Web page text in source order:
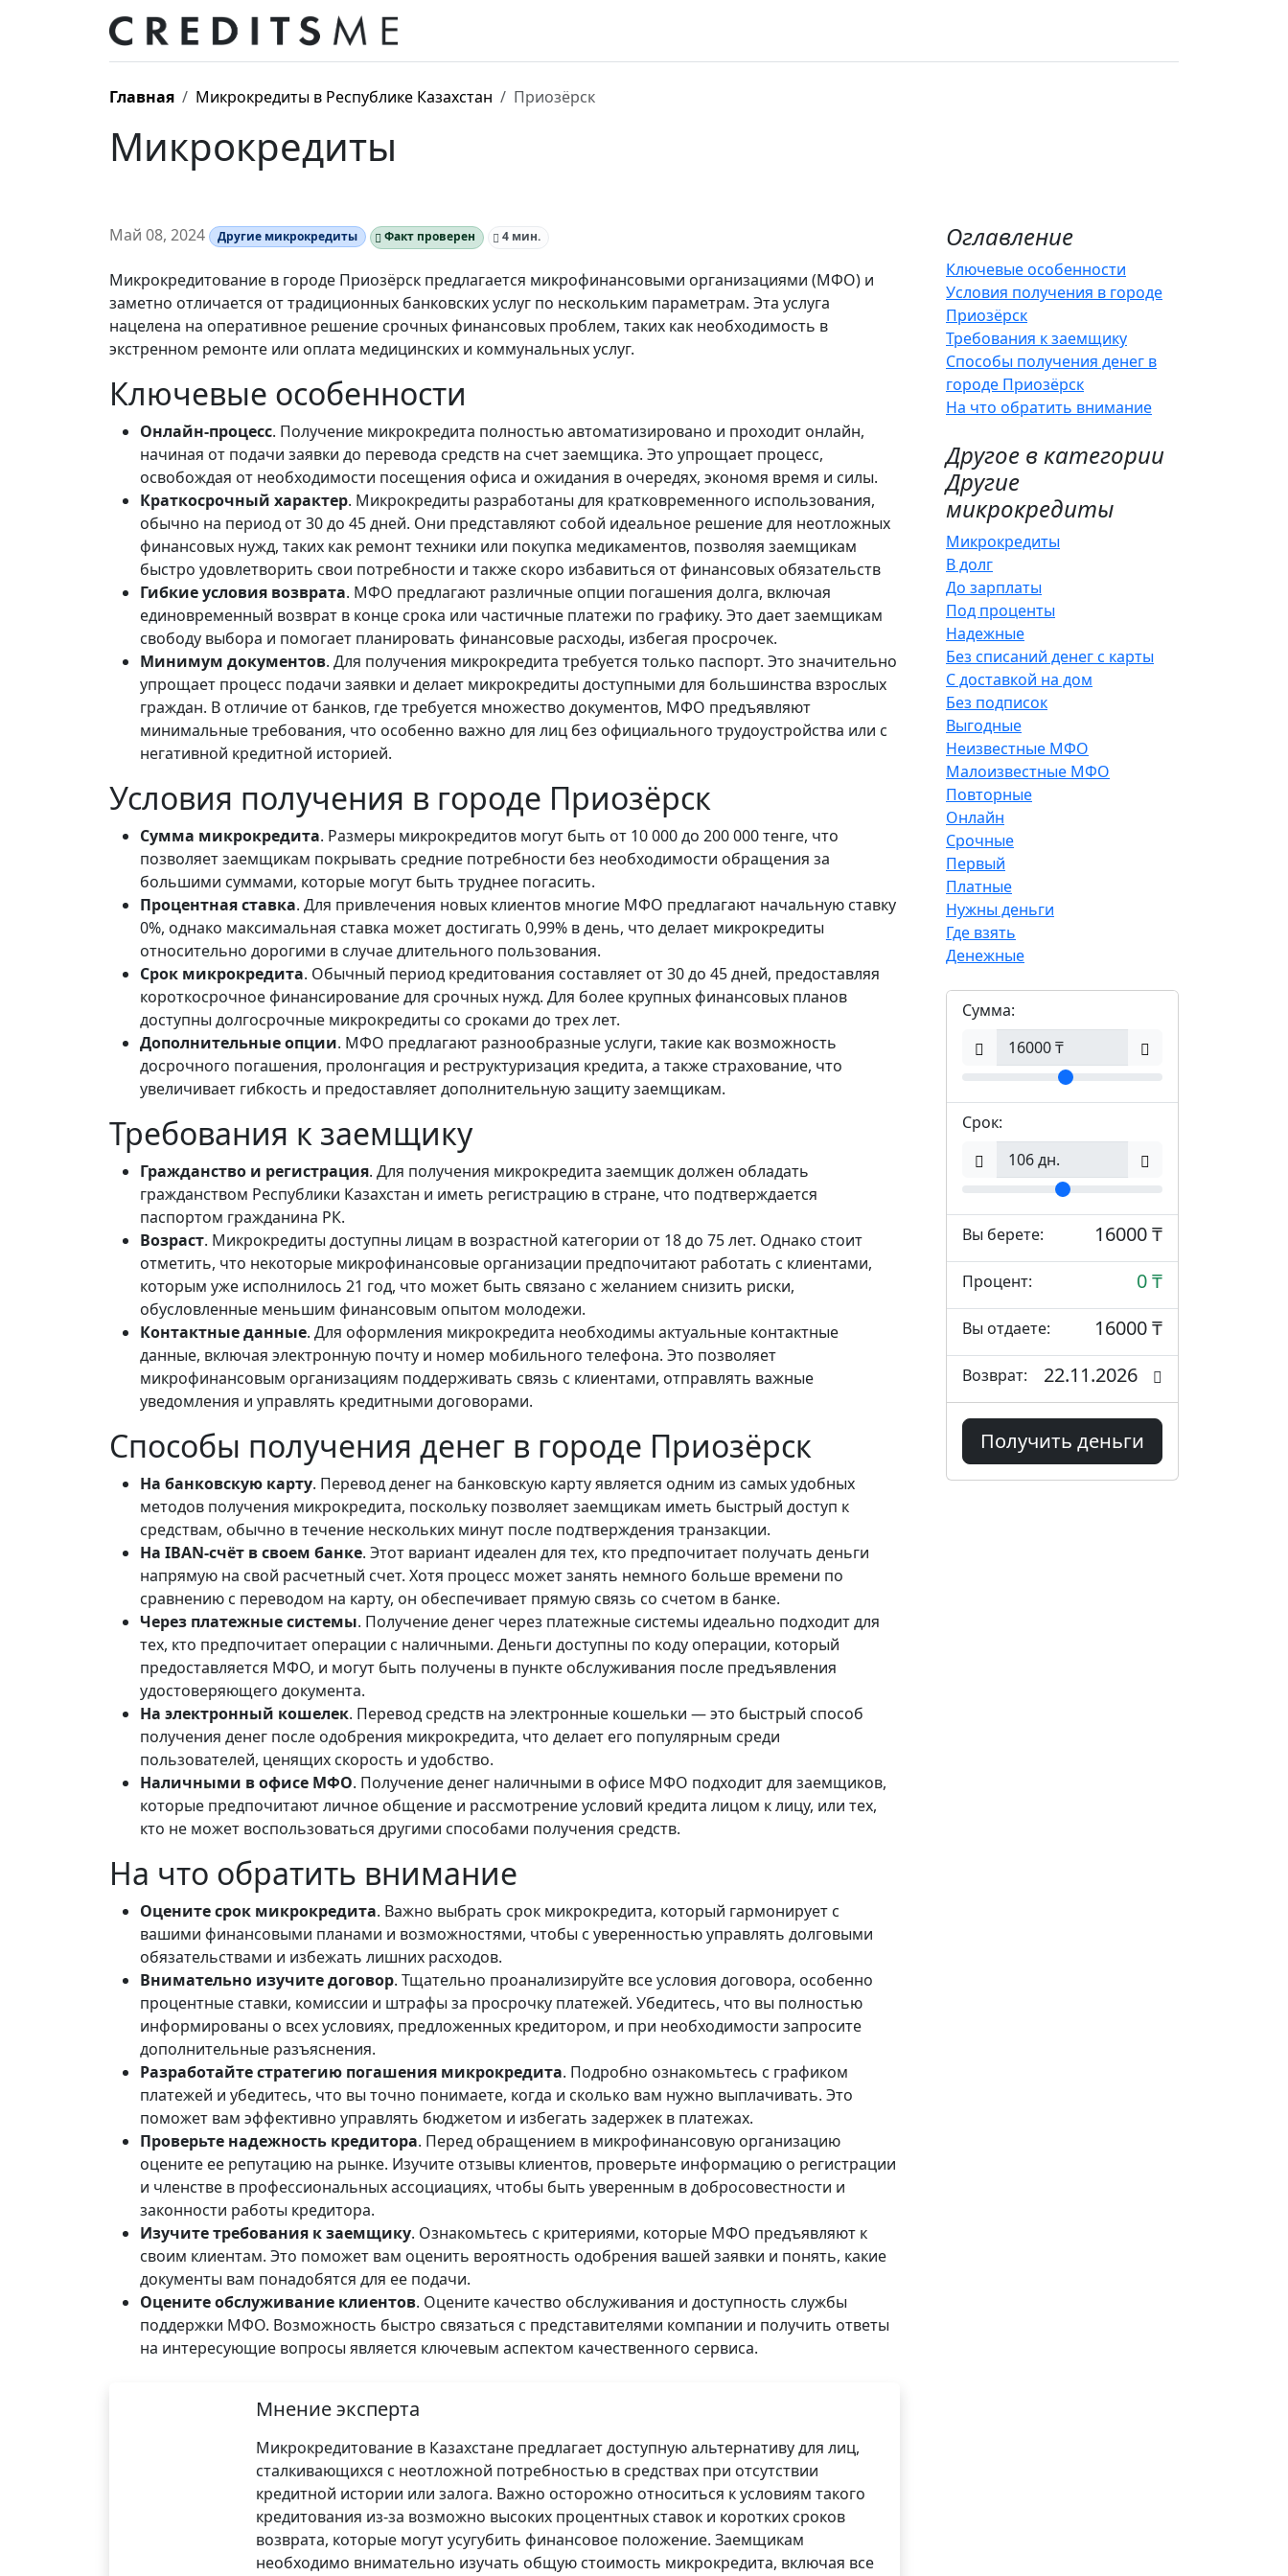
Главная Микрокредиты в Республике Казахстан Приозёрск
Микрокредиты
Оглавление
Ключевые особенности
Условия получения в городе
Приозёрск
Требования к заемщику
Способы получения денег в
городе Приозёрск
На что обратить внимание
Другое в категории
Другие
микрокредиты
Микрокредиты
В долг
До зарплаты
Под проценты
Надежные
Без списаний денег с карты
С доставкой на дом
Без подписок
Выгодные
Неизвестные МФО
Малоизвестные МФО
Повторные
Онлайн
Срочные
Первый
Платные
Нужны деньги
Где взять
Денежные
Сумма:
Срок:
Вы берете: 16000 ₸
Процент: 0 ₸
Вы отдаете: 16000 ₸
Возврат: 22.11.2026
Получить деньги
Май 08, 2024 Другие микрокредиты Факт проверен 4 мин.
Микрокредитование в городе Приозёрск предлагается микрофинансовыми организациями (МФО) и
заметно отличается от традиционных банковских услуг по нескольким параметрам. Эта услуга
нацелена на оперативное решение срочных финансовых проблем, таких как необходимость в
экстренном ремонте или оплата медицинских и коммунальных услуг.
Ключевые особенности
Онлайн-процесс. Получение микрокредита полностью автоматизировано и проходит онлайн,
начиная от подачи заявки до перевода средств на счет заемщика. Это упрощает процесс,
освобождая от необходимости посещения офиса и ожидания в очередях, экономя время и силы.
Краткосрочный характер. Микрокредиты разработаны для кратковременного использования,
обычно на период от 30 до 45 дней. Они представляют собой идеальное решение для неотложных
финансовых нужд, таких как ремонт техники или покупка медикаментов, позволяя заемщикам
быстро удовлетворить свои потребности и также скоро избавиться от финансовых обязательств
Гибкие условия возврата. МФО предлагают различные опции погашения долга, включая
единовременный возврат в конце срока или частичные платежи по графику. Это дает заемщикам
свободу выбора и помогает планировать финансовые расходы, избегая просрочек.
Минимум документов. Для получения микрокредита требуется только паспорт. Это значительно
упрощает процесс подачи заявки и делает микрокредиты доступными для большинства взрослых
граждан. В отличие от банков, где требуется множество документов, МФО предъявляют
минимальные требования, что особенно важно для лиц без официального трудоустройства или с
негативной кредитной историей.
Условия получения в городе Приозёрск
Сумма микрокредита. Размеры микрокредитов могут быть от 10 000 до 200 000 тенге, что
позволяет заемщикам покрывать средние потребности без необходимости обращения за
большими суммами, которые могут быть труднее погасить.
Процентная ставка. Для привлечения новых клиентов многие МФО предлагают начальную ставку
0%, однако максимальная ставка может достигать 0,99% в день, что делает микрокредиты
относительно дорогими в случае длительного пользования.
Срок микрокредита. Обычный период кредитования составляет от 30 до 45 дней, предоставляя
короткосрочное финансирование для срочных нужд. Для более крупных финансовых планов
доступны долгосрочные микрокредиты со сроками до трех лет.
Дополнительные опции. МФО предлагают разнообразные услуги, такие как возможность
досрочного погашения, пролонгация и реструктуризация кредита, а также страхование, что
увеличивает гибкость и предоставляет дополнительную защиту заемщикам.
Требования к заемщику
Гражданство и регистрация. Для получения микрокредита заемщик должен обладать
гражданством Республики Казахстан и иметь регистрацию в стране, что подтверждается
паспортом гражданина РК.
Возраст. Микрокредиты доступны лицам в возрастной категории от 18 до 75 лет. Однако стоит
отметить, что некоторые микрофинансовые организации предпочитают работать с клиентами,
которым уже исполнилось 21 год, что может быть связано с желанием снизить риски,
обусловленные меньшим финансовым опытом молодежи.
Контактные данные. Для оформления микрокредита необходимы актуальные контактные
данные, включая электронную почту и номер мобильного телефона. Это позволяет
микрофинансовым организациям поддерживать связь с клиентами, отправлять важные
уведомления и управлять кредитными договорами.
Способы получения денег в городе Приозёрск
На банковскую карту. Перевод денег на банковскую карту является одним из самых удобных
методов получения микрокредита, поскольку позволяет заемщикам иметь быстрый доступ к
средствам, обычно в течение нескольких минут после подтверждения транзакции.
На IBAN-счёт в своем банке. Этот вариант идеален для тех, кто предпочитает получать деньги
напрямую на свой расчетный счет. Хотя процесс может занять немного больше времени по
сравнению с переводом на карту, он обеспечивает прямую связь со счетом в банке.
Через платежные системы. Получение денег через платежные системы идеально подходит для
тех, кто предпочитает операции с наличными. Деньги доступны по коду операции, который
предоставляется МФО, и могут быть получены в пункте обслуживания после предъявления
удостоверяющего документа.
На электронный кошелек. Перевод средств на электронные кошельки — это быстрый способ
получения денег после одобрения микрокредита, что делает его популярным среди
пользователей, ценящих скорость и удобство.
Наличными в офисе МФО. Получение денег наличными в офисе МФО подходит для заемщиков,
которые предпочитают личное общение и рассмотрение условий кредита лицом к лицу, или тех,
кто не может воспользоваться другими способами получения средств.
На что обратить внимание
Оцените срок микрокредита. Важно выбрать срок микрокредита, который гармонирует с
вашими финансовыми планами и возможностями, чтобы с уверенностью управлять долговыми
обязательствами и избежать лишних расходов.
Внимательно изучите договор. Тщательно проанализируйте все условия договора, особенно
процентные ставки, комиссии и штрафы за просрочку платежей. Убедитесь, что вы полностью
информированы о всех условиях, предложенных кредитором, и при необходимости запросите
дополнительные разъяснения.
Разработайте стратегию погашения микрокредита. Подробно ознакомьтесь с графиком
платежей и убедитесь, что вы точно понимаете, когда и сколько вам нужно выплачивать. Это
поможет вам эффективно управлять бюджетом и избегать задержек в платежах.
Проверьте надежность кредитора. Перед обращением в микрофинансовую организацию
оцените ее репутацию на рынке. Изучите отзывы клиентов, проверьте информацию о регистрации
и членстве в профессиональных ассоциациях, чтобы быть уверенным в добросовестности и
законности работы кредитора.
Изучите требования к заемщику. Ознакомьтесь с критериями, которые МФО предъявляют к
своим клиентам. Это поможет вам оценить вероятность одобрения вашей заявки и понять, какие
документы вам понадобятся для ее подачи.
Оцените обслуживание клиентов. Оцените качество обслуживания и доступность службы
поддержки МФО. Возможность быстро связаться с представителями компании и получить ответы
на интересующие вопросы является ключевым аспектом качественного сервиса.
Мнение эксперта
Микрокредитование в Казахстане предлагает доступную альтернативу для лиц,
сталкивающихся с неотложной потребностью в средствах при отсутствии
кредитной истории или залога. Важно осторожно относиться к условиям такого
кредитования из-за возможно высоких процентных ставок и коротких сроков
возврата, которые могут усугубить финансовое положение. Заемщикам
необходимо внимательно изучать общую стоимость микрокредита, включая все